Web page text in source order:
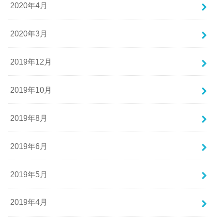
2020年4月
2020年3月
2019年12月
2019年10月
2019年8月
2019年6月
2019年5月
2019年4月